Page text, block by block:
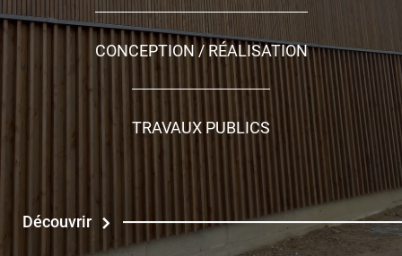
CONCEPTION / RÉALISATION
TRAVAUX PUBLICS
Découvrir